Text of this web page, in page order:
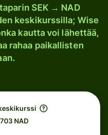
SEK → NAD
keskikurssilla; Wise
kautta voi lähettää,
rahaa paikallisten
NAD